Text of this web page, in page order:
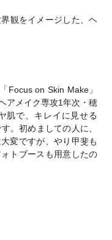
観をイメージした、ヘ
Focus on Skin Make」
アメイク専攻1年次・穂
肌で、キレイに見せる
。初めましての人に、
変ですが、やり甲斐も
トブースも用意したの